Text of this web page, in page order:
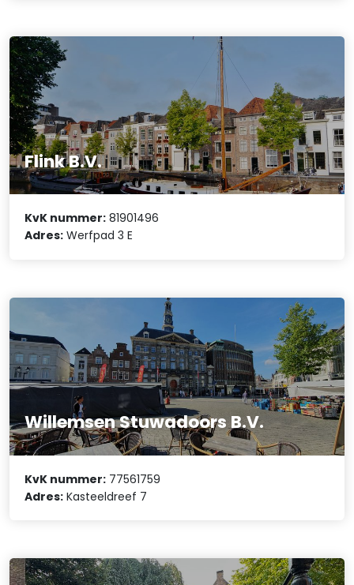
Flink B.V.
KvK nummer: 81901496
Adres: Werfpad 3 E
Willemsen Stuwadoors B.V.
KvK nummer: 77561759
Adres: Kasteeldreef 7